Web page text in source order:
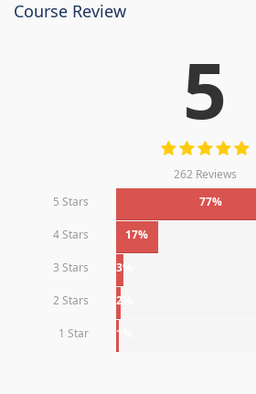
Course Review
5
262 Reviews
5 Stars
77%
4 Stars 17%
3 Stars 3%
2 Stars 2%
1 Star 1%